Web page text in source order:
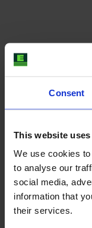
Consent
This website
We use cookies
to analyse our
social media,
information that
their services.